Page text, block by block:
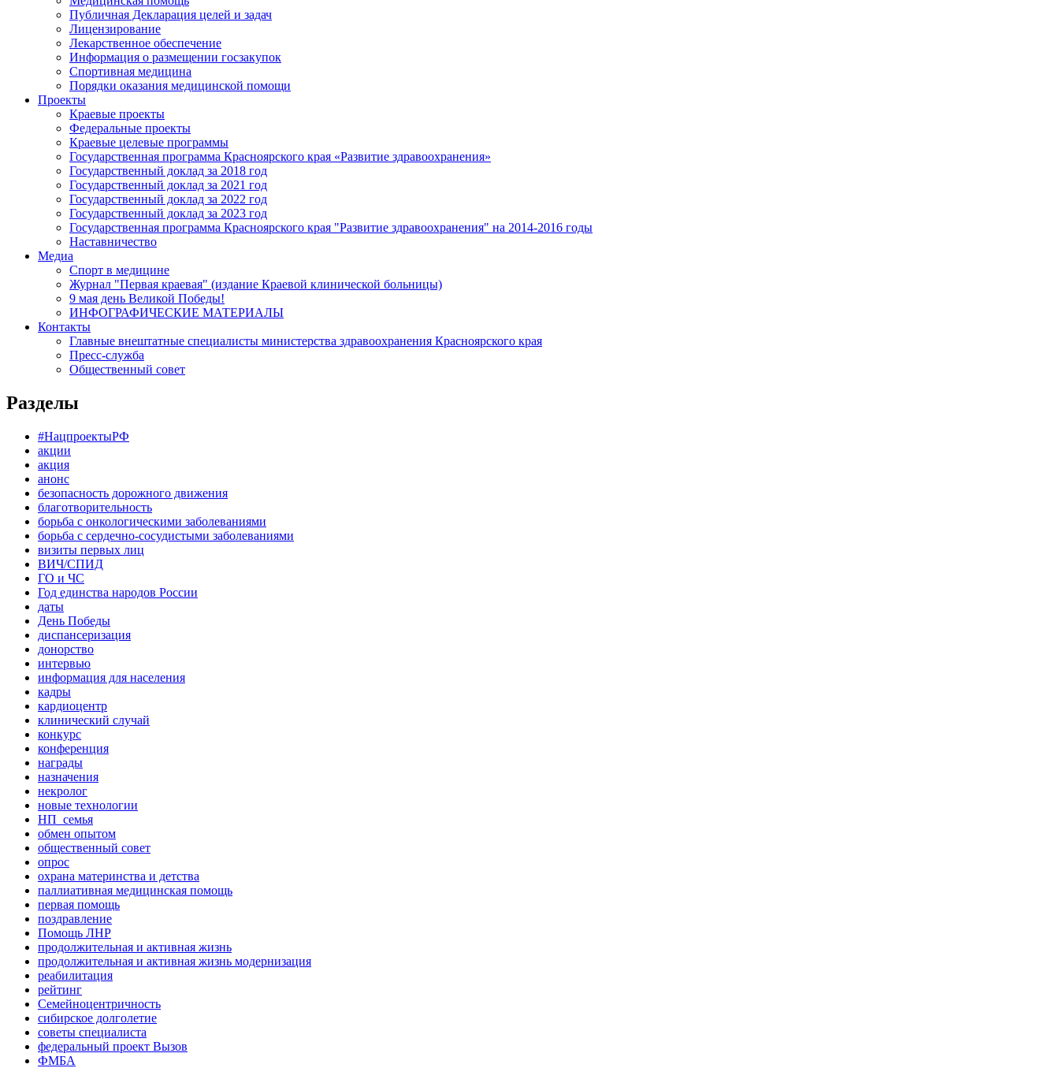
Публичная Декларация целей и задач
Лицензирование
Лекарственное обеспечение
Информация о размещении госзакупок
Спортивная медицина
Порядки оказания медицинской помощи
Проекты
Краевые проекты
Федеральные проекты
Краевые целевые программы
Государственная программа Красноярского края «Развитие здравоохранения»
Государственный доклад за 2018 год
Государственный доклад за 2021 год
Государственный доклад за 2022 год
Государственный доклад за 2023 год
Государственная программа Красноярского края "Развитие здравоохранения" на 2014-2016 годы
Наставничество
Медиа
Спорт в медицине
Журнал "Первая краевая" (издание Краевой клинической больницы)
9 мая день Великой Победы!
ИНФОГРАФИЧЕСКИЕ МАТЕРИАЛЫ
Контакты
Главные внештатные специалисты министерства здравоохранения Красноярского края
Пресс-служба
Общественный совет
Разделы
#НацпроектыРФ
акции
акция
анонс
безопасность дорожного движения
благотворительность
борьба с онкологическими заболеваниями
борьба с сердечно-сосудистыми заболеваниями
визиты первых лиц
ВИЧ/СПИД
ГО и ЧС
Год единства народов России
даты
День Победы
диспансеризация
донорство
интервью
информация для населения
кадры
кардиоцентр
клинический случай
конкурс
конференция
награды
назначения
некролог
новые технологии
НП_семья
обмен опытом
общественный совет
опрос
охрана материнства и детства
паллиативная медицинская помощь
первая помощь
поздравление
Помощь ЛНР
продолжительная и активная жизнь
продолжительная и активная жизнь модернизация
реабилитация
рейтинг
Семейноцентричность
сибирское долголетие
советы специалиста
федеральный проект Вызов
ФМБА